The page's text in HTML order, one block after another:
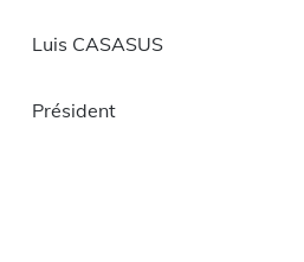
Luis CASASUS
Président